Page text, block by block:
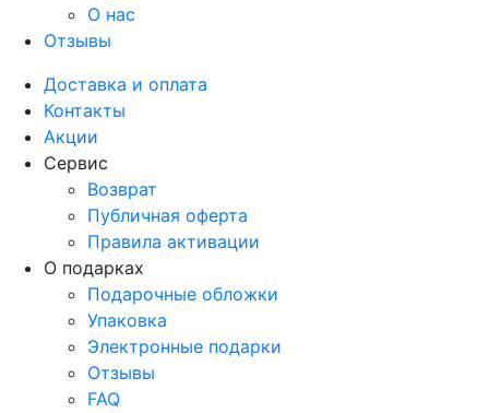
О нас
Отзывы
Доставка и оплата
Контакты
Акции
Сервис
Возврат
Публичная оферта
Правила активации
О подарках
Подарочные обложки
Упаковка
Электронные подарки
Отзывы
FAQ